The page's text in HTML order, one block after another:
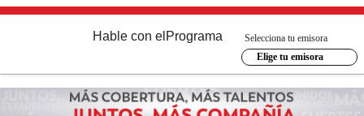
Hable con el Programa
Selecciona tu emisora
Elige tu emisora